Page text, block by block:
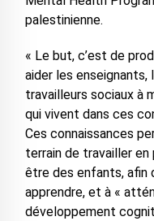
palestinienne.
« Le but, c’est de
aider les
travailleurs sociaux à
qui vivent dans ces
Ces connaissances
terrain de travailler
être des enfants, afin
apprendre, et à «
développement